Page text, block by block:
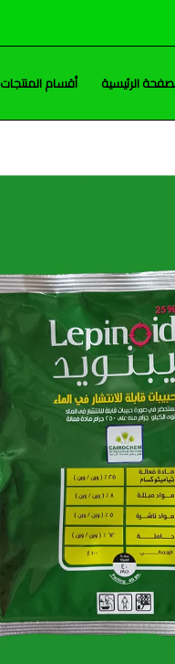
الرئيسية أقسام المنتجات